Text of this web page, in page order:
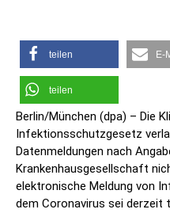
teilen E-
teilen
Berlin/München (dpa) – Die
Infektionsschutzgesetz
Datenmeldungen nach
Krankenhausgesellschaft
elektronische Meldung von
dem Coronavirus sei derzeit